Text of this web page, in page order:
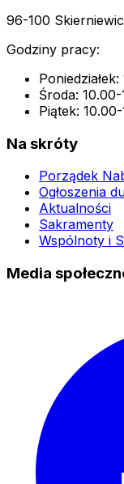
96-100
Godziny pracy:
Środa: 10.00-
Piątek:
Na skróty
Porządek
Ogłoszenia
Aktualności
Sakramenty
Wspólnoty i
Media